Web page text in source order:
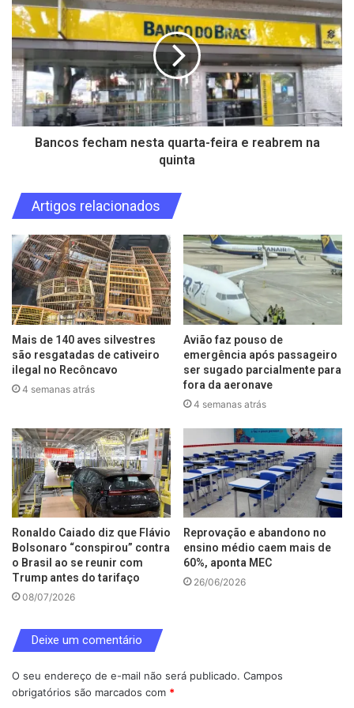
Bancos fecham nesta quarta-feira e reabrem na
quinta
Artigos relacionados
Mais de 140 aves silvestres
são resgatadas de cativeiro
ilegal no Recôncavo
4 semanas atrás
Avião faz pouso de
emergência após passageiro
ser sugado parcialmente para
fora da aeronave
4 semanas atrás
Ronaldo Caiado diz que Flávio
Bolsonaro “conspirou” contra
o Brasil ao se reunir com
Trump antes do tarifaço
08/07/2026
Reprovação e abandono no
ensino médio caem mais de
60%, aponta MEC
26/06/2026
Deixe um comentário
O seu endereço de e-mail não será publicado. Campos
obrigatórios são marcados com *